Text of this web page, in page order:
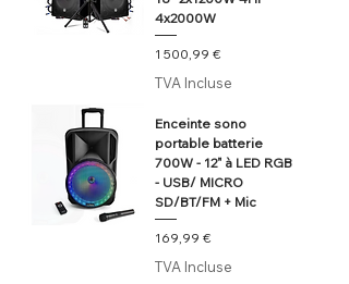
4x2000W
Prix
1 500,99 €
TVA Incluse
Enceinte sono
portable batterie
700W - 12" à LED RGB
- USB/ MICRO
SD/BT/FM + Mic
Prix
169,99 €
TVA Incluse